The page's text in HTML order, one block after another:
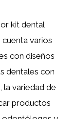
kit dental
varios
con diseños
dentales con
la variedad de
productos